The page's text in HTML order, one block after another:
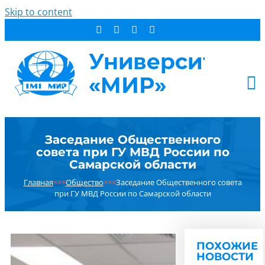
Skip to content
СТУДЕНТУ
ДОПОБРАЗОВАНИЕ
ОБ УНИВЕРСИТЕТЕ
РЕЗУЛЬТАТ ПОИСКА:
Заседание Общественного
совета при ГУ МВД России по
Самарской области
Главная×××Общество×××Заседание Общественного совета
при ГУ МВД России по Самарской области
ПОХОЖИЕ
НОВОСТИ